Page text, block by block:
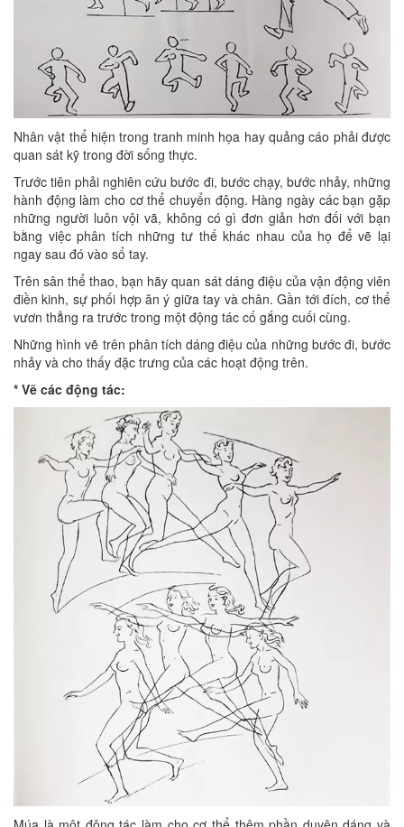
Nhân vật thể hiện trong tranh minh họa hay quảng cáo phải được
quan sát kỹ trong đời sống thực.
Trước tiên phải nghiên cứu bước đi, bước chạy, bước nhảy, những
hành động làm cho cơ thể chuyển động. Hàng ngày các bạn gặp
những người luôn vội vã, không có gì đơn giản hơn đối với bạn
bằng việc phân tích những tư thế khác nhau của họ để vẽ lại
ngay sau đó vào sổ tay.
Trên sân thể thao, bạn hãy quan sát dáng điệu của vận động viên
điền kinh, sự phối hợp ăn ý giữa tay và chân. Gần tới đích, cơ thể
vươn thẳng ra trước trong một động tác cố gắng cuối cùng.
Những hình vẽ trên phân tích dáng điệu của những bước đi, bước
nhảy và cho thấy đặc trưng của các hoạt động trên.
* Vẽ các động tác: